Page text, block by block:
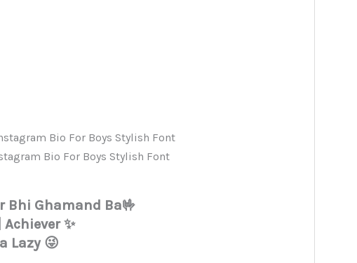
Bio For Boys Stylish Font
Bhi Ghamand Ba🤟
✨
Lazy 😜